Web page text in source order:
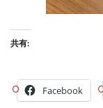
共有:
Facebook